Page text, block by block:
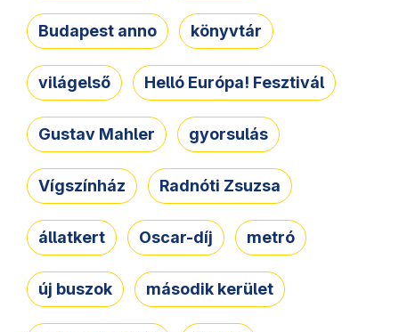
Budapest anno könyvtár
világelső Helló Európa! Fesztivál
Gustav Mahler gyorsulás
Vígszínház Radnóti Zsuzsa
állatkert Oscar-díj metró
új buszok második kerület